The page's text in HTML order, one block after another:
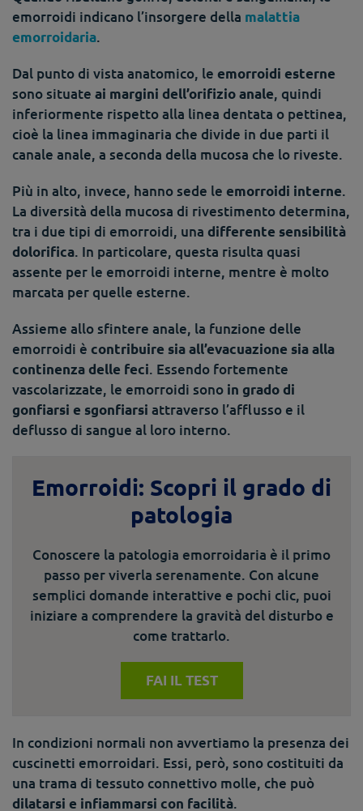
emorroidi indicano l’insorgere della malattia
emorroidaria.
Dal punto di vista anatomico, le emorroidi esterne
sono situate ai margini dell’orifizio anale, quindi
inferiormente rispetto alla linea dentata o pettinea,
cioè la linea immaginaria che divide in due parti il
canale anale, a seconda della mucosa che lo riveste.
Più in alto, invece, hanno sede le emorroidi interne.
La diversità della mucosa di rivestimento determina,
tra i due tipi di emorroidi, una differente sensibilità
dolorifica. In particolare, questa risulta quasi
assente per le emorroidi interne, mentre è molto
marcata per quelle esterne.
Assieme allo sfintere anale, la funzione delle
emorroidi è contribuire sia all’evacuazione sia alla
continenza delle feci. Essendo fortemente
vascolarizzate, le emorroidi sono in grado di
gonfiarsi e sgonfiarsi attraverso l’afflusso e il
deflusso di sangue al loro interno.
Emorroidi: Scopri il grado di
patologia
Conoscere la patologia emorroidaria è il primo
passo per viverla serenamente. Con alcune
semplici domande interattive e pochi clic, puoi
iniziare a comprendere la gravità del disturbo e
come trattarlo.
FAI IL TEST
In condizioni normali non avvertiamo la presenza dei
cuscinetti emorroidari. Essi, però, sono costituiti da
una trama di tessuto connettivo molle, che può
dilatarsi e infiammarsi con facilità.